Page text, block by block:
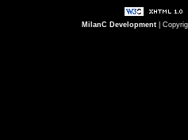
MilanC Development |